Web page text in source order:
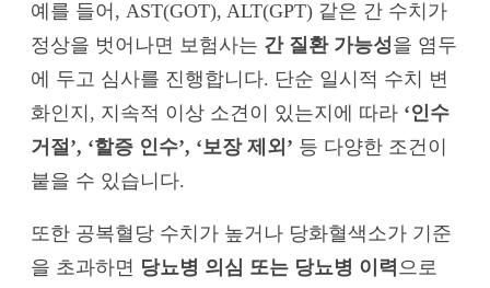
예를 들어, AST(GOT), ALT(GPT) 같은 간 수치가
정상을 벗어나면 보험사는 간 질환 가능성을 염두
에 두고 심사를 진행합니다. 단순 일시적 수치 변
화인지, 지속적 이상 소견이 있는지에 따라 ‘인수
거절’, ‘할증 인수’, ‘보장 제외’ 등 다양한 조건이
붙을 수 있습니다.
또한 공복혈당 수치가 높거나 당화혈색소가 기준
을 초과하면 당뇨병 의심 또는 당뇨병 이력으로